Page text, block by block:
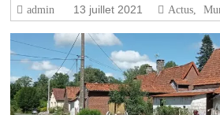
admin 13 juillet 2021 Actus,